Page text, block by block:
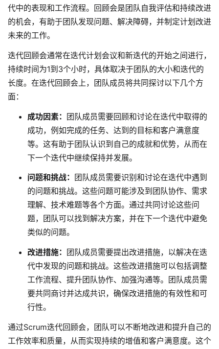
高效协作
团队协作提效
素材整理
在线白板
敏捷实践
思维和灵感整理
流程整理
ER图
UML图
查看所有场景
AI创作
创意与绘图
代中的表现和工作流程。回顾会是团队自我评估和持续改进
的机会，有助于团队发现问题、解决障碍，并制定计划改进
未来的工作。
迭代回顾会通常在迭代计划会议和新迭代的开始之间进行，
持续时间为1到3个小时，具体取决于团队的大小和迭代的
长度。在迭代回顾会上，团队成员将共同探讨以下几个方
面：
成功因素： 团队成员需要回顾和讨论在迭代中取得的
成功，例如完成的任务、达到的目标和客户满意度
等。这有助于团队认识到自己的成就和优势，从而在
下一个迭代中继续保持并发展。
问题和挑战： 团队成员需要识别和讨论在迭代中遇到
的问题和挑战。这些问题可能涉及到团队协作、需求
理解、技术难题等各个方面。通过共同讨论这些问
题，团队可以找到解决方案，并在下一个迭代中避免
类似的问题。
改进措施： 团队成员需要提出改进措施，以解决在迭
代中发现的问题和挑战。这些改进措施可以包括调整
工作流程、提升团队协作、加强沟通等。团队成员需
要共同商讨并达成共识，确保改进措施的有效性和可
行性。
通过Scrum迭代回顾会，团队可以不断地改进和提升自己的
工作效率和质量，从而实现持续的增值和客户满意度。这个